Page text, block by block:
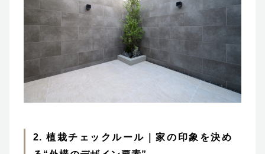
2. 植栽チェックルール｜家の印象を決め